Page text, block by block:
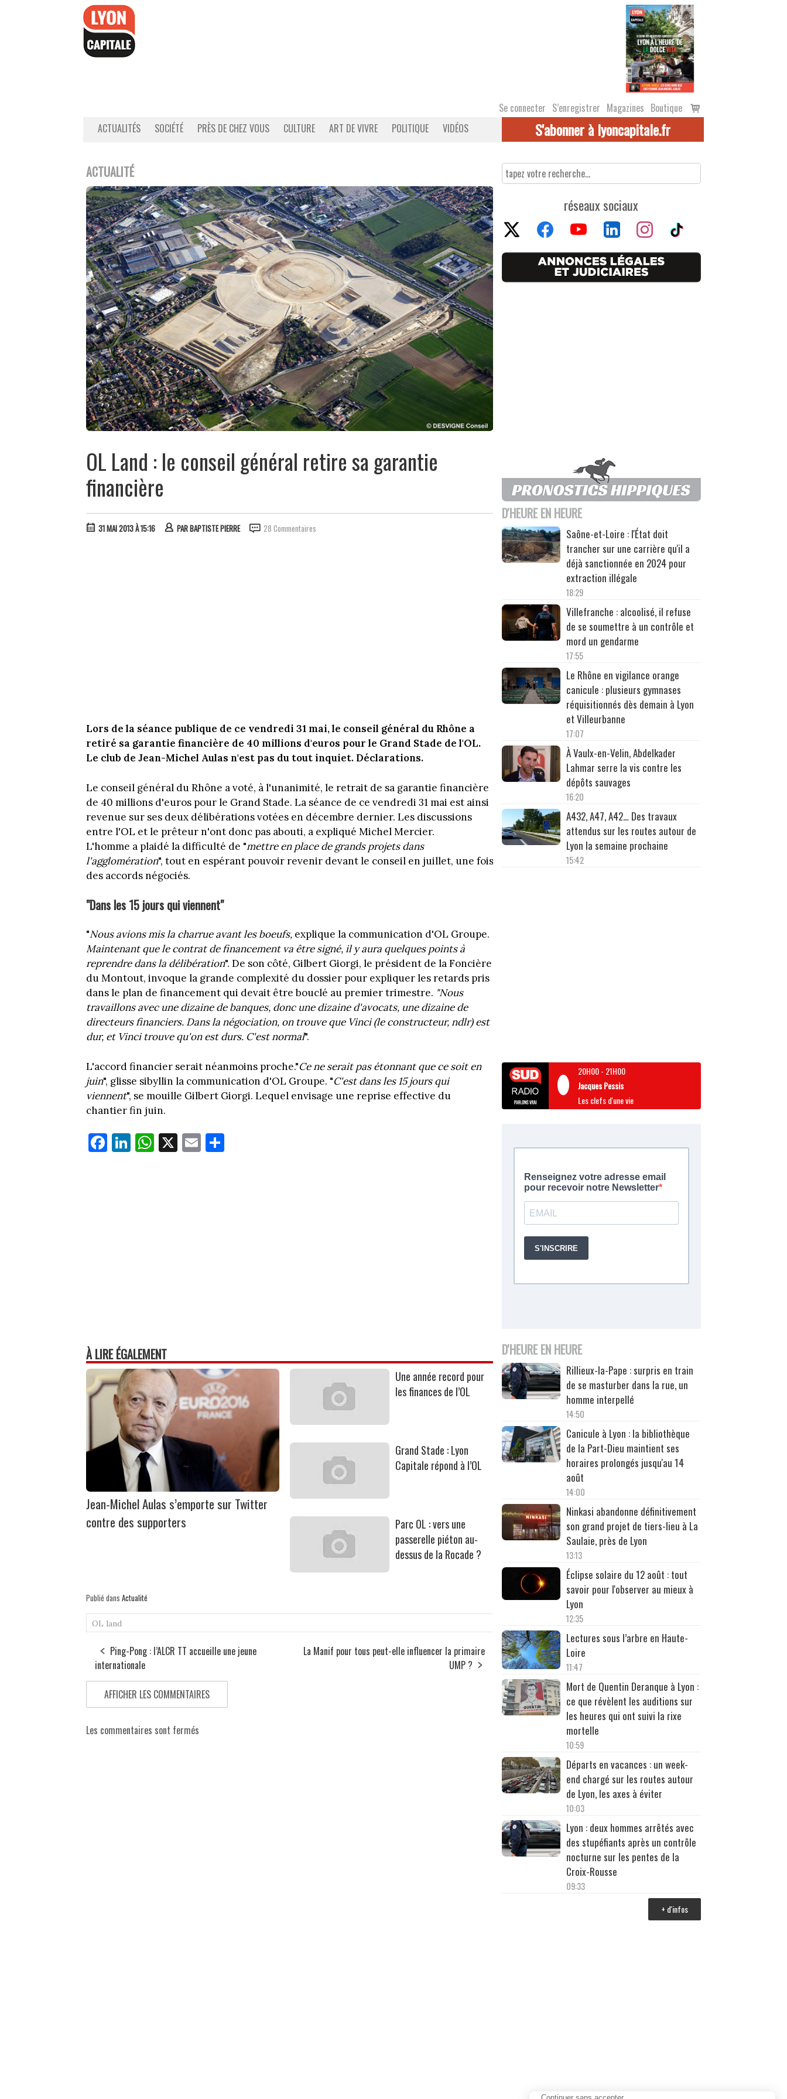
Se connecter S’enregistrer Magazines Boutique
Voir
le
ACTUALITÉS SOCIÉTÉ PRÈS DE CHEZ VOUS CULTURE ART DE VIVRE POLITIQUE VIDÉOS S'abonner à lyoncapitale.fr
ACTUALITÉ
OL Land : le conseil général retire sa garantie
financière
31 MAI 2013 À 15:16 PARBAPTISTE PIERRE 28 Commentaires
Lors de la séance publique de ce vendredi 31 mai, le conseil général du Rhône a
retiré sa garantie financière de 40 millions d'euros pour le Grand Stade de l'OL.
Le club de Jean-Michel Aulas n'est pas du tout inquiet. Déclarations.
Le conseil général du Rhône a voté, à l'unanimité, le retrait de sa garantie financière
de 40 millions d'euros pour le Grand Stade. La séance de ce vendredi 31 mai est ainsi
revenue sur ses deux délibérations votées en décembre dernier. Les discussions
entre l'OL et le prêteur n'ont donc pas abouti, a expliqué Michel Mercier.
L'homme a plaidé la difficulté de "mettre en place de grands projets dans
l'agglomération", tout en espérant pouvoir revenir devant le conseil en juillet, une fois
des accords négociés.
"Dans les 15 jours qui viennent"
"Nous avions mis la charrue avant les boeufs, explique la communication d'OL Groupe.
Maintenant que le contrat de financement va être signé, il y aura quelques points à
reprendre dans la délibération". De son côté, Gilbert Giorgi, le président de la Foncière
du Montout, invoque la grande complexité du dossier pour expliquer les retards pris
dans le plan de financement qui devait être bouclé au premier trimestre. "Nous
travaillons avec une dizaine de banques, donc une dizaine d'avocats, une dizaine de
directeurs financiers. Dans la négociation, on trouve que Vinci (le constructeur, ndlr) est
dur, et Vinci trouve qu'on est durs. C'est normal".
L'accord financier serait néanmoins proche."Ce ne serait pas étonnant que ce soit en
juin", glisse sibyllin la communication d'OL Groupe. "C'est dans les 15 jours qui
viennent", se mouille Gilbert Giorgi. Lequel envisage une reprise effective du
chantier fin juin.
Fa
ce
Li
nk
W
ha
X E
m
À LIRE ÉGALEMENT
Jean-Michel Aulas s’emporte sur Twitter
contre des supporters
Une année record pour
les finances de l’OL
Grand Stade : Lyon
Capitale répond à l’OL
Parc OL : vers une
passerelle piéton au-
dessus de la Rocade ?
Publié dans Actualité
OL land
Ping-Pong : l’ALCR TT accueille une jeune
internationale
La Manif pour tous peut-elle influencer la primaire
UMP ?
AFFICHER LES COMMENTAIRES
Les commentaires sont fermés
réseaux sociaux
D'HEURE EN HEURE
Saône-et-Loire : l'État doit
trancher sur une carrière qu'il a
déjà sanctionnée en 2024 pour
extraction illégale
18:29
Villefranche : alcoolisé, il refuse
de se soumettre à un contrôle et
mord un gendarme
17:55
Le Rhône en vigilance orange
canicule : plusieurs gymnases
réquisitionnés dès demain à Lyon
et Villeurbanne
17:07
À Vaulx-en-Velin, Abdelkader
Lahmar serre la vis contre les
dépôts sauvages
16:20
A432, A47, A42… Des travaux
attendus sur les routes autour de
Lyon la semaine prochaine
15:42
20H00- 21H00
Jacques Pessis
Les clefs d'une vie
D'HEURE EN HEURE
Rillieux-la-Pape : surpris en train
de se masturber dans la rue, un
homme interpellé
14:50
Canicule à Lyon : la bibliothèque
de la Part-Dieu maintient ses
horaires prolongés jusqu'au 14
août
14:00
Ninkasi abandonne définitivement
son grand projet de tiers-lieu à La
Saulaie, près de Lyon
13:13
Éclipse solaire du 12 août : tout
savoir pour l'observer au mieux à
Lyon
12:35
Lectures sous l’arbre en Haute-
Loire
11:47
Mort de Quentin Deranque à Lyon :
ce que révèlent les auditions sur
les heures qui ont suivi la rixe
mortelle
10:59
Départs en vacances : un week-
end chargé sur les routes autour
de Lyon, les axes à éviter
10:03
Lyon : deux hommes arrêtés avec
des stupéfiants après un contrôle
nocturne sur les pentes de la
Croix-Rousse
09:33
+ d'infos